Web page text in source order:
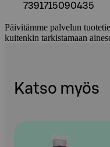
7391715090435
Päivitämme palvelun
kuitenkin tarkistamaan
Katso myös